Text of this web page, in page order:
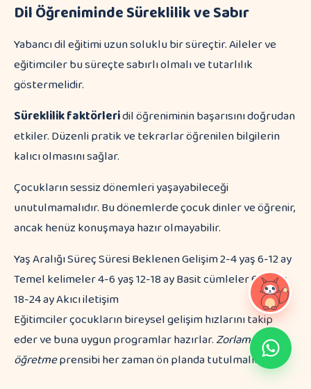
Dil Öğreniminde Süreklilik ve Sabır
Yabancı dil eğitimi uzun soluklu bir süreçtir. Aileler ve
eğitimciler bu süreçte sabırlı olmalı ve tutarlılık
göstermelidir.
Süreklilik faktörleridil öğreniminin başarısını doğrudan
etkiler. Düzenli pratik ve tekrarlar öğrenilen bilgilerin
kalıcı olmasını sağlar.
Çocukların sessiz dönemleri yaşayabileceği
unutulmamalıdır. Bu dönemlerde çocuk dinler ve öğrenir,
ancak henüz konuşmaya hazır olmayabilir.
Yaş Aralığı Süreç Süresi Beklenen Gelişim 2-4 yaş 6-12 ay
Temel kelimeler 4-6 yaş 12-18 ay Basit cümleler 6-8 yaş
18-24 ay Akıcı iletişim
Eğitimciler çocukların bireysel gelişim hızlarını takip
eder ve buna uygun programlar hazırlar.Zorlamadan
öğretmeprensibi her zaman ön planda tutulmalıdır.